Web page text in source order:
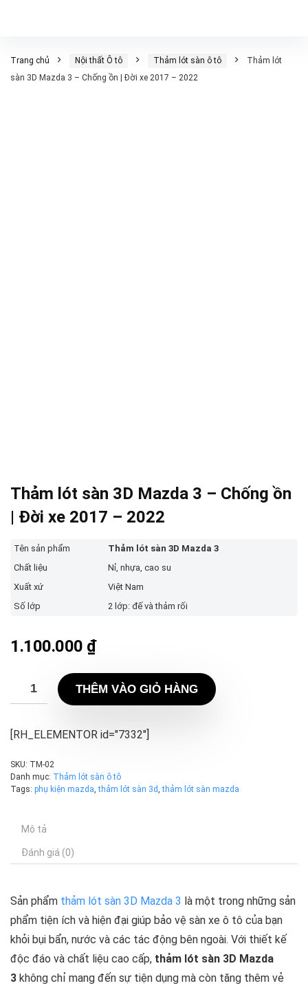
Trang chủ Nội thất Ô tô Thảm lót sàn ô tô
Thảm lót
sàn 3D Mazda 3 – Chống ồn | Đời xe 2017 – 2022
Thảm lót sàn 3D Mazda 3 – Chống ồn
| Đời xe 2017 – 2022
Tên sản phẩm T hảm lót sàn 3D Mazda 3
Chất liệu
Nỉ, nhựa, cao su
Xuất xứ
Việt Nam
Số lớp
2 lớp: đế và thảm rối
1.100.000 ₫
THÊM VÀO GIỎ HÀNG
[RH_ELEMENTOR id="7332"]
SKU: TM-02
Danh mục: Thảm lót sàn ô tô
Tags: phụ kiện mazda,thảm lót sàn 3d,thảm lót sàn mazda
Mô tả
Đánh giá (0)
Sản phẩm thảm lót sàn 3D Mazda 3 là một trong những sản
phẩm tiện ích và hiện đại giúp bảo vệ sàn xe ô tô của bạn
khỏi bụi bẩn, nước và các tác động bên ngoài. Với thiết kế
độc đáo và chất liệu cao cấp, thảm lót sàn 3D Mazda
3 không chỉ mang đến sự tiện dụng mà còn tăng thêm vẻ